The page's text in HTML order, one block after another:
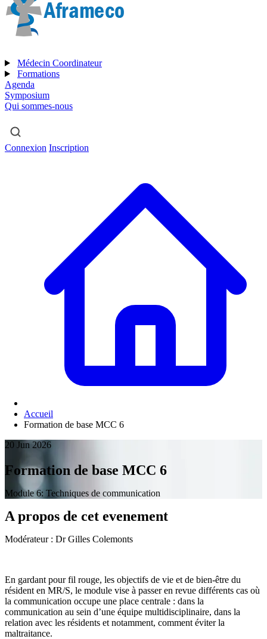
Médecin Coordinateur
Formations
Agenda
Symposium
Qui sommes-nous
Connexion Inscription
Accueil
Formation de base MCC 6
20 Jun 2026
Formation de base MCC 6
Module 6: Techniques de communication
A propos de cet evenement
Modérateur : Dr Gilles Colemonts
En gardant pour fil rouge, les objectifs de vie et de bien-être du
résident en MR/S, le module vise à passer en revue différents cas où
la communication occupe une place centrale : dans la
communication au sein d’une équipe multidisciplinaire, dans la
relation avec les résidents et notamment, comment éviter la
maltraitance.